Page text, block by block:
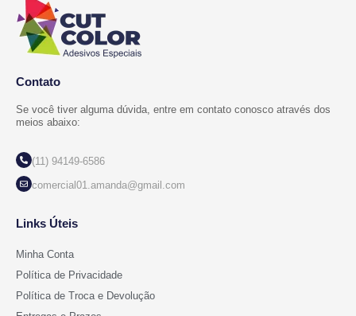
Contato
Se você tiver alguma dúvida, entre em contato conosco através dos
meios abaixo:
(11) 94149-6586
comercial01.amanda@gmail.com
Links Úteis
Minha Conta
Política de Privacidade
Política de Troca e Devolução